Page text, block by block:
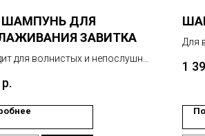
ШАМПУНЬ ДЛЯ
ЗАВИТКА
для волнистых и непослушных
очищает и разглаживает
р.
Для
1